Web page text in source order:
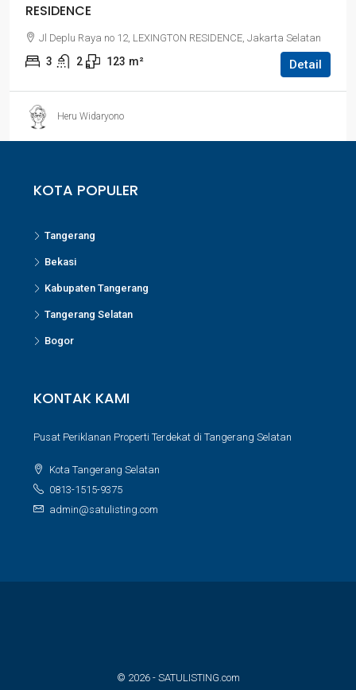
RESIDENCE
Jl Deplu Raya no 12, LEXINGTON RESIDENCE, Jakarta Selatan
3 2 123 m² Detail
Heru Widaryono
KOTA POPULER
Tangerang
Bekasi
Kabupaten Tangerang
Tangerang Selatan
Bogor
KONTAK KAMI
Pusat Periklanan Properti Terdekat di Tangerang Selatan
Kota Tangerang Selatan
0813-1515-9375
admin@satulisting.com
© 2026 - SATULISTING.com